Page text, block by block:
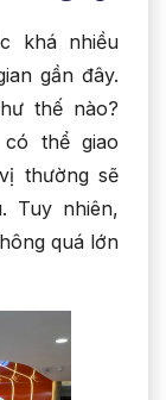
khá nhiều
gần đây.
thế nào?
thể giao
thường sẽ
Tuy nhiên,
quá lớn